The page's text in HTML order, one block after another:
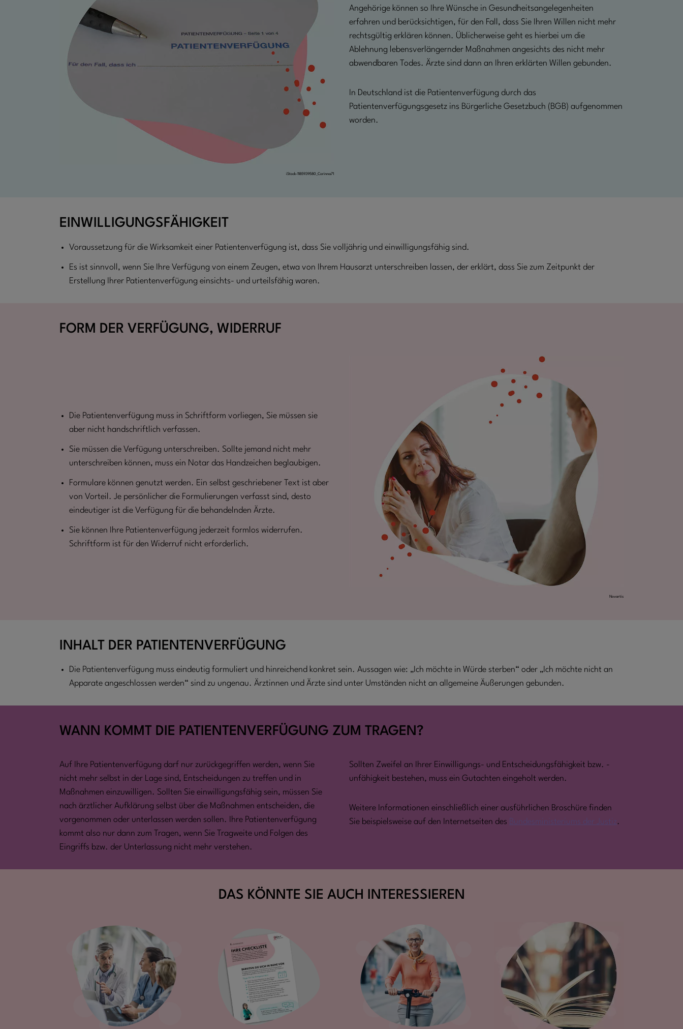
iStock-1185939580_Corinna71
Angehörige können so Ihre Wünsche in Gesundheitsangelegenheiten
erfahren und berücksichtigen, für den Fall, dass Sie Ihren Willen nicht mehr
rechtsgültig erklären können. Üblicherweise geht es hierbei um die
Ablehnung lebensverlängernder Maßnahmen angesichts des nicht mehr
abwendbaren Todes. Ärzte sind dann an Ihren erklärten Willen gebunden.
In Deutschland ist die Patientenverfügung durch das
Patientenverfügungsgesetz ins Bürgerliche Gesetzbuch (BGB) aufgenommen
worden.
EINWILLIGUNGSFÄHIGKEIT
Voraussetzung für die Wirksamkeit einer Patientenverfügung ist, dass Sie volljährig und einwilligungsfähig sind.
Es ist sinnvoll, wenn Sie Ihre Verfügung von einem Zeugen, etwa von Ihrem Hausarzt unterschreiben lassen, der erklärt, dass Sie zum Zeitpunkt der
Erstellung Ihrer Patientenverfügung einsichts- und urteilsfähig waren.
FORM DER VERFÜGUNG, WIDERRUF
Die Patientenverfügung muss in Schriftform vorliegen, Sie müssen sie
aber nicht handschriftlich verfassen.
Sie müssen die Verfügung unterschreiben. Sollte jemand nicht mehr
unterschreiben können, muss ein Notar das Handzeichen beglaubigen.
Formulare können genutzt werden. Ein selbst geschriebener Text ist aber
von Vorteil. Je persönlicher die Formulierungen verfasst sind, desto
eindeutiger ist die Verfügung für die behandelnden Ärzte.
Sie können Ihre Patientenverfügung jederzeit formlos widerrufen.
Schriftform ist für den Widerruf nicht erforderlich.
Novartis
INHALT DER PATIENTENVERFÜGUNG
Die Patientenverfügung muss eindeutig formuliert und hinreichend konkret sein. Aussagen wie: „Ich möchte in Würde sterben“ oder „Ich möchte nicht an
Apparate angeschlossen werden“ sind zu ungenau. Ärztinnen und Ärzte sind unter Umständen nicht an allgemeine Äußerungen gebunden.
WANN KOMMT DIE PATIENTENVERFÜGUNG ZUM TRAGEN?
Auf Ihre Patientenverfügung darf nur zurückgegriffen werden, wenn Sie
nicht mehr selbst in der Lage sind, Entscheidungen zu treffen und in
Maßnahmen einzuwilligen. Sollten Sie einwilligungsfähig sein, müssen Sie
nach ärztlicher Aufklärung selbst über die Maßnahmen entscheiden, die
vorgenommen oder unterlassen werden sollen. Ihre Patientenverfügung
kommt also nur dann zum Tragen, wenn Sie Tragweite und Folgen des
Eingriffs bzw. der Unterlassung nicht mehr verstehen.
Sollten Zweifel an Ihrer Einwilligungs- und Entscheidungsfähigkeit bzw. -
unfähigkeit bestehen, muss ein Gutachten eingeholt werden.
Weitere Informationen einschließlich einer ausführlichen Broschüre finden
Sie beispielsweise auf den Internetseiten des Bundesministeriums der Justiz.
DAS KÖNNTE SIE AUCH INTERESSIEREN